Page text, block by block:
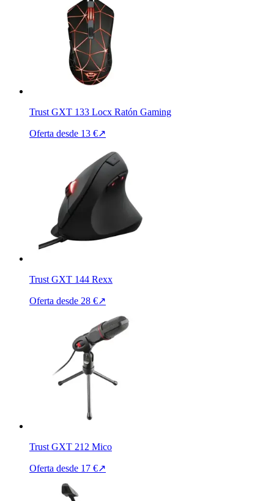
Trust GXT 133 Locx Ratón Gaming
Oferta desde 13 €↗
Trust GXT 144 Rexx
Oferta desde 28 €↗
Trust GXT 212 Mico
Oferta desde 17 €↗